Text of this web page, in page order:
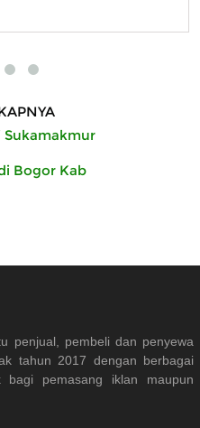
Sukamakmur
Bogor Kab
penjual, pembeli dan penyewa
tahun 2017 dengan berbagai
bagi pemasang iklan maupun